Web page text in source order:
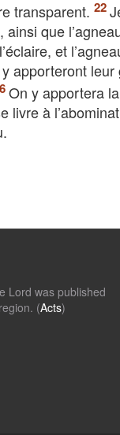
transparent.
que
et
apporteront
On y apportera
livre à
Lord was published
(Acts)